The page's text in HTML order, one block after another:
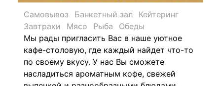
Самовывоз Банкетный зал
Кейтеринг
Завтраки
Мясо Рыба
Обеды
Мы рады пригласить Вас в наше уютное
кафе-столовую, где каждый найдет что-то
по своему вкусу. У нас Вы сможете
насладиться ароматным кофе, свежей